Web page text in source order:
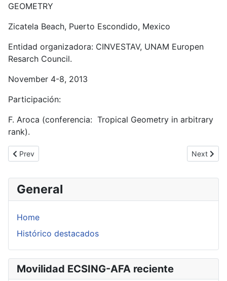
General
Home
Histórico destacados
Movilidad ECSING-AFA reciente
GEOMETRY
Zicatela Beach, Puerto Escondido, Mexico
Entidad organizadora: CINVESTAV, UNAM Europen
Resarch Council.
November 4-8, 2013
Participación:
F. Aroca (conferencia: Tropical Geometry in arbitrary
rank).
Previous article: Workshop de Topologia e Dinâmica 2014
Prev Next
Next